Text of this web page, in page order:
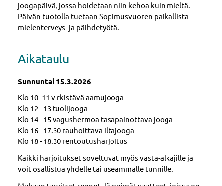
joogapäivä, jossa hoidetaan niin kehoa kuin mieltä.
Päivän tuotolla tuetaan Sopimusvuoren paikallista
mielenterveys- ja päihdetyötä.
Aikataulu
Sunnuntai 15.3.2026
Klo 10 -11 virkistävä aamujooga
Klo 12 - 13 tuolijooga
Klo 14 - 15 vagushermoa tasapainottava jooga
Klo 16 - 17.30 rauhoittava iltajooga
Klo 18 - 18.30 rentoutusharjoitus
Kaikki harjoitukset soveltuvat myös vasta-alkajille ja
voit osallistua yhdelle tai useammalle tunnille.